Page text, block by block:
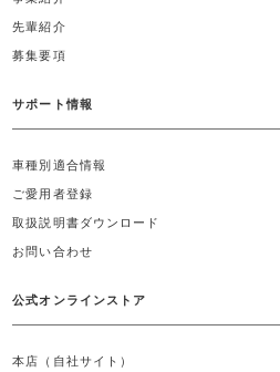
先輩紹介
募集要項
サポート情報
車種別適合情報
ご愛用者登録
取扱説明書ダウンロード
お問い合わせ
公式オンラインストア
本店（自社サイト）